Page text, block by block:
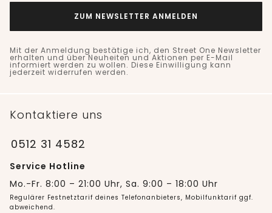
ZUM NEWSLETTER ANMELDEN
Mit der Anmeldung bestätige ich, den Street One Newsletter
erhalten und über Neuheiten und Aktionen per E-Mail
informiert werden zu wollen. Diese Einwilligung kann
jederzeit widerrufen werden.
Kontaktiere uns
0512 31 4582
Service Hotline
Mo.-Fr. 8:00 – 21:00 Uhr, Sa. 9:00 – 18:00 Uhr
Regulärer Festnetztarif deines Telefonanbieters, Mobilfunktarif ggf.
abweichend.